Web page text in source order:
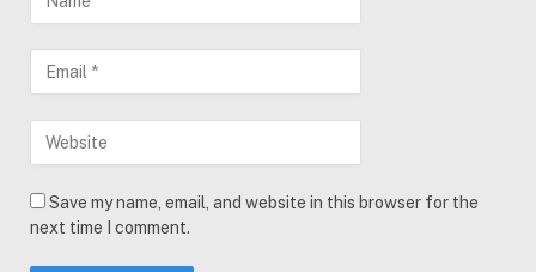
Save my name, email, and website in this browser for the
next time I comment.